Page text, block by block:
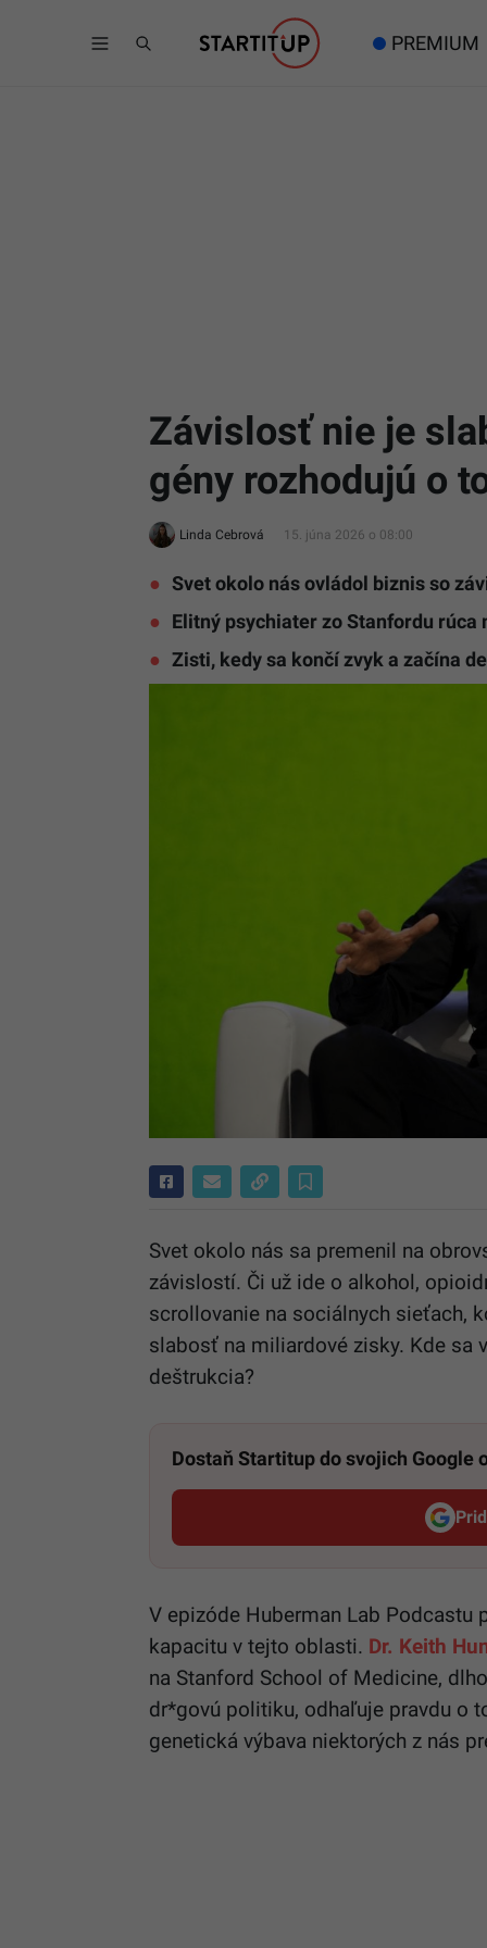
PREMIUM
Závislosť nie je
gény rozhodujú o
Linda Cebrová 15. júna 2026 o 08:00
Svet okolo nás ovládol biznis so
Elitný psychiater zo Stanfordu
Zisti, kedy sa končí zvyk a začína
Svet okolo nás sa premenil na
závislostí. Či už ide o alkohol,
scrollovanie na sociálnych sieťach,
slabosť na miliardové zisky. Kde sa
deštrukcia?
Dostaň Startitup do svojich Google
V epizóde Huberman Lab Podcastu
kapacitu v tejto oblasti. Dr. Keith
na Stanford School of Medicine,
dr*govú politiku, odhaľuje pravdu o
genetická výbava niektorých z nás